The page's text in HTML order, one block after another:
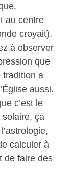
au centre
croyait).
à observer
que
tradition a
aussi.
c’est le
ça
calculer à
de faire des